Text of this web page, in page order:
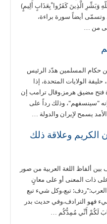
وَبَشِّرِ الَّذِينَ كَفَرُوا ْبِعَذَابٍ أَلِيمٍ)
وتسمّى أيضاً سورة براءة،
من …
حكام المسلمين هدّد الرئيس
الولايات المتحدة، إذا
فتح مضيق هرمز.وقال ترامب إن
"سينسفهم"، وذلك رداً على
يسمح لإيران والدولة …
وعلاقة ذلك
ألفاظ اللغة العربية من صور
على ذات المعنى أو على معانٍ
العرب:"ردف: تبع،وكل شيء تبع
فهو الترادف،وفي حديث بدر
لَكُمْ أَنِّي مُمِدُّكُم …